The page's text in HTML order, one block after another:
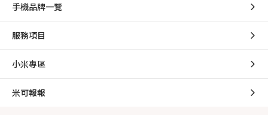
手機品牌一覽
服務項目
小米專區
米可報報